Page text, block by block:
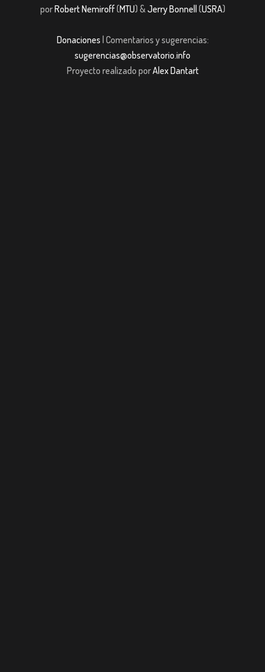
porRobert Nemiroff(MTU) &Jerry Bonnell (USRA)
Donaciones | Comentarios y sugerencias:
sugerencias@observatorio.info
Proyecto realizado porAlex Dantart